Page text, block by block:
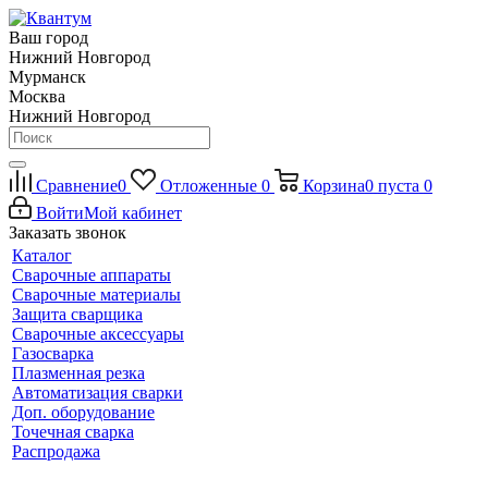
Ваш город
Нижний Новгород
Мурманск
Москва
Нижний Новгород
Сравнение0 Отложенные 0 Корзина0 пуста 0
ВойтиМой кабинет
Заказать звонок
Каталог
Сварочные аппараты
Сварочные материалы
Защита сварщика
Сварочные аксессуары
Газосварка
Плазменная резка
Автоматизация сварки
Доп. оборудование
Точечная сварка
Распродажа